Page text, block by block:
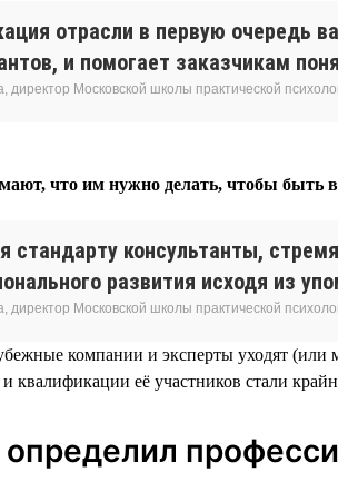
отрасли в первую очередь
и помогает заказчикам
директор Московской школы практической
что им нужно делать, чтобы быть
стандарту консультанты,
развития исходя из
директор Московской школы практической
компании и эксперты уходят (или
квалификации её участников стали